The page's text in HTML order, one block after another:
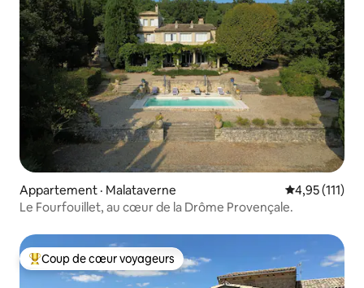
Appartement · Malataverne Note
4,95 (111)
Le Fourfouillet, au cœur de la Drôme Provençale.
Coup de cœur voyageurs parmi les plus aimés
Coup de cœur voyageurs